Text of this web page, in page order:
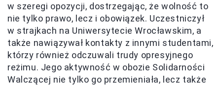
w szeregi opozycji, dostrzegając, że wolność to
nie tylko prawo, lecz i obowiązek. Uczestniczył
w strajkach na Uniwersytecie Wrocławskim, a
także nawiązywał kontakty z innymi studentami,
którzy również odczuwali trudy opresyjnego
reżimu. Jego aktywność w obozie Solidarności
Walczącej nie tylko go przemieniała, lecz także